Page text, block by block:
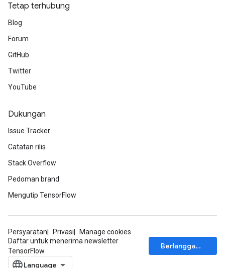
Tetap terhubung
Blog
Forum
GitHub
Twitter
YouTube
Dukungan
Issue Tracker
Catatan rilis
Stack Overflow
Pedoman brand
Mengutip TensorFlow
Persyaratan Privasi
Manage cookies
Daftar untuk menerima newsletter
TensorFlow
Berlangganan